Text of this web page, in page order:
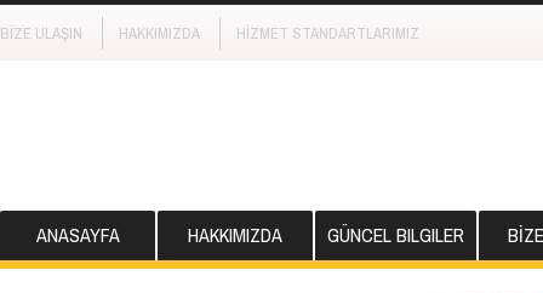
BİZE ULAŞIN HAKKIMIZDA HİZMET STANDARTLARIMIZ
ANASAYFA HAKKIMIZDA GÜNCEL BILGILER